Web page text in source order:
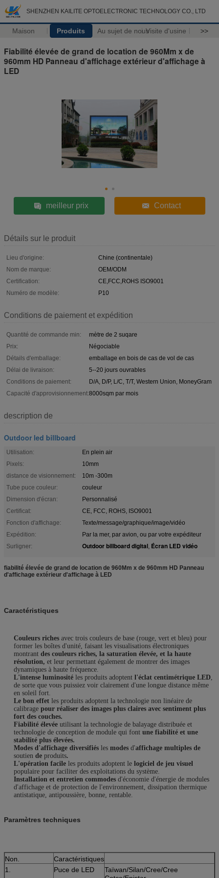
SHENZHEN KAILITE OPTOELECTRONIC TECHNOLOGY CO., LTD
Maison Produits Au sujet de nousVisite d'usine >>
Fiabilité élevée de grand de location de 960Mm x de
960mm HD Panneau d'affichage extérieur d'affichage à
LED
meilleur prix Contact
Détails sur le produit
Lieu d'origine:
Chine (continentale)
Nom de marque:
OEM/ODM
Certification:
CE,FCC,ROHS ISO9001
Numéro de modèle:
P10
Conditions de paiement et expédition
Quantité de commande min:
mètre de 2 suqare
Prix:
Négociable
Détails d'emballage:
emballage en bois de cas de vol de cas
Délai de livraison:
5--20 jours ouvrables
Conditions de paiement:
D/A, D/P, L/C, T/T, Western Union, MoneyGram
Capacité d'approvisionnement:8000sqm par mois
description de
Outdoor led billboard
Utilisation:
En plein air
Pixels:
10mm
distance de visionnement:
10m -300m
Tube puce couleur:
couleur
Dimension d'écran:
Personnalisé
Certificat:
CE, FCC, ROHS, ISO9001
Fonction d'affichage:
Texte/message/graphique/image/vidéo
Expédition:
Par la mer, par avion, ou par votre expéditeur
Surligner:
Outdoor billboard digital, Écran LED vidéo
fiabilité élevée de grand de location de 960Mm x de 960mm HD Panneau
d'affichage extérieur d'affichage à LED
Caractéristiques
Couleurs riches avec trois couleurs de base (rouge, vert et bleu) pour
former les boîtes d'unité, faisant les visualisations électroniques
montrant des couleurs riches, la saturation élevée, et la haute
résolution, et leur permettant également de montrer des images
dynamiques à haute fréquence.
L'intense luminosité les produits adoptent l'éclat centimétrique LED
de sorte que vous puissiez voir clairement d'une longue distance même
en soleil fort.
Le bon effet les produits adoptent la technologie non linéaire de
calibrage pour réaliser des images plus claires avec sentiment plus
fort des couches.
Fiabilité élevée utilisant la technologie de balayage distribuée et
technologie de conception de module qui font une fiabilité et une
stabilité plus élevées.
Modes d'affichage diversifiés les modes d'affichage multiples de
soutien de produits.
L'opération facile les produits adoptent le logiciel de jeu visuel
populaire pour faciliter des exploitations du système.
Installation et entretien commodes d'économie d'énergie de modules
d'affichage et de protection de l'environnement, dissipation thermique
antistatique, antipoussière, bonne, rentable.
Paramètres techniques
Non.
Caractéristiques
1.
Puce de LED
Taïwan/Silan/Cree/Cree